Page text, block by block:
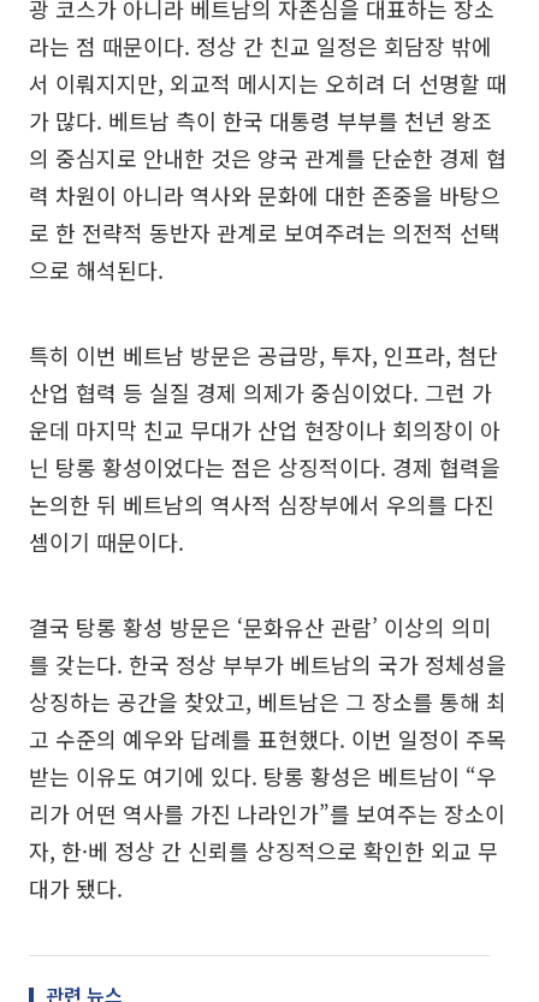
광 코스가 아니라 베트남의 자존심을 대표하는 장소
라는 점 때문이다. 정상 간 친교 일정은 회담장 밖에
서 이뤄지지만, 외교적 메시지는 오히려 더 선명할 때
가 많다. 베트남 측이 한국 대통령 부부를 천년 왕조
의 중심지로 안내한 것은 양국 관계를 단순한 경제 협
력 차원이 아니라 역사와 문화에 대한 존중을 바탕으
로 한 전략적 동반자 관계로 보여주려는 의전적 선택
으로 해석된다.
특히 이번 베트남 방문은 공급망, 투자, 인프라, 첨단
산업 협력 등 실질 경제 의제가 중심이었다. 그런 가
운데 마지막 친교 무대가 산업 현장이나 회의장이 아
닌 탕롱 황성이었다는 점은 상징적이다. 경제 협력을
논의한 뒤 베트남의 역사적 심장부에서 우의를 다진
셈이기 때문이다.
결국 탕롱 황성 방문은 ‘문화유산 관람’ 이상의 의미
를 갖는다. 한국 정상 부부가 베트남의 국가 정체성을
상징하는 공간을 찾았고, 베트남은 그 장소를 통해 최
고 수준의 예우와 답례를 표현했다. 이번 일정이 주목
받는 이유도 여기에 있다. 탕롱 황성은 베트남이 “우
리가 어떤 역사를 가진 나라인가”를 보여주는 장소이
자, 한·베 정상 간 신뢰를 상징적으로 확인한 외교 무
대가 됐다.
관련 뉴스